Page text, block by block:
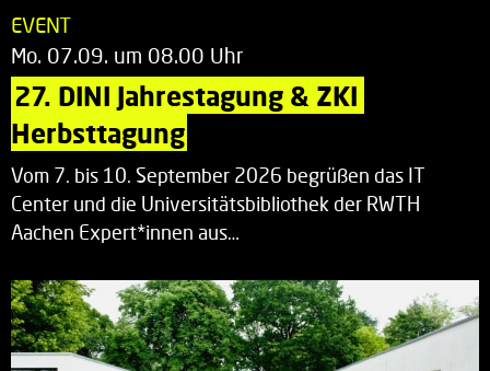
EVENT
Mo. 07.09. um 08.00 Uhr
27. DINI Jahrestagung & ZKI
Herbsttagung
Vom 7. bis 10. September 2026 begrüßen das IT
Center und die Universitätsbibliothek der RWTH
Aachen Expert*innen aus…